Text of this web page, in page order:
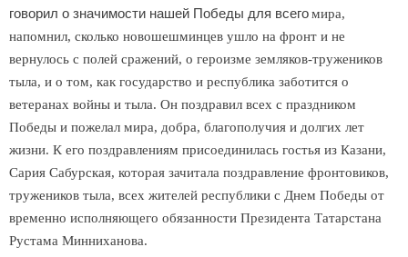
говорил о значимости нашей Победы для всегомира,
напомнил, сколько новошешминцев ушло на фронт и не
вернулось с полей сражений, о героизме земляков-тружеников
тыла, и о том, как государство и республика заботится о
ветеранах войны и тыла. Он поздравил всех с праздником
Победы и пожелал мира, добра, благополучия и долгих лет
жизни. К его поздравлениям присоединилась гостья из Казани,
Сария Сабурская, которая зачитала поздравление фронтовиков,
тружеников тыла, всех жителей республики с Днем Победы от
временно исполняющего обязанности Президента Татарстана
Рустама Минниханова.